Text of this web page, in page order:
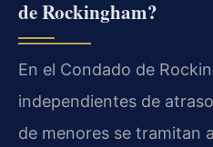
de Rockingham?
En el Condado de
independientes de
de menores se tramitan